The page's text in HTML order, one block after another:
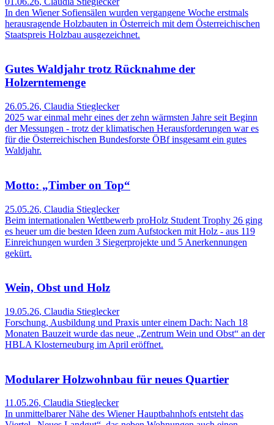
In den Wiener Sofiensälen wurden vergangene Woche erstmals
herausragende Holzbauten in Österreich mit dem Österreichischen
Staatspreis Holzbau ausgezeichnet.
Gutes Waldjahr trotz Rücknahme der
Holzerntemenge
26.05.26, Claudia Stieglecker
2025 war einmal mehr eines der zehn wärmsten Jahre seit Beginn
der Messungen - trotz der klimatischen Herausforderungen war es
für die Österreichischen Bundesforste ÖBf insgesamt ein gutes
Waldjahr.
Motto: „Timber on Top“
25.05.26, Claudia Stieglecker
Beim internationalen Wettbewerb proHolz Student Trophy 26 ging
es heuer um die besten Ideen zum Aufstocken mit Holz - aus 119
Einreichungen wurden 3 Siegerprojekte und 5 Anerkennungen
gekürt.
Wein, Obst und Holz
19.05.26, Claudia Stieglecker
Forschung, Ausbildung und Praxis unter einem Dach: Nach 18
Monaten Bauzeit wurde das neue „Zentrum Wein und Obst“ an der
HBLA Klosterneuburg im April eröffnet.
Modularer Holzwohnbau für neues Quartier
11.05.26, Claudia Stieglecker
In unmittelbarer Nähe des Wiener Hauptbahnhofs entsteht das